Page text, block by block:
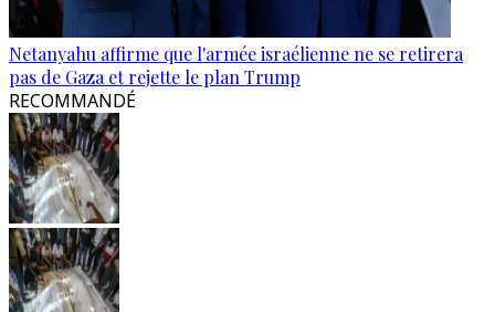
Netanyahu affirme que l'armée israélienne ne se retirera
pas de Gaza et rejette le plan Trump
RECOMMANDÉ